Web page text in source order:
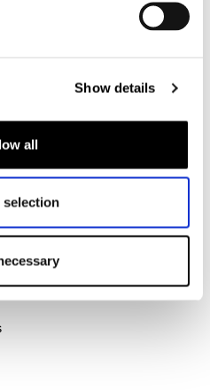
Show details
all